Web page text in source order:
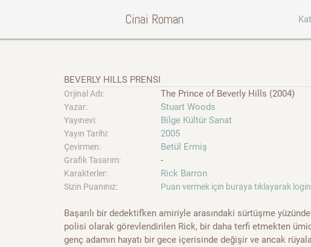
Cinai Roman
BEVERLY HILLS PRENSI
Orjinal Adı: The Prince of Beverly Hills (2004)
Yazar: Stuart Woods
Yayınevi: Bilge Kültür Sanat
Yayın Tarihi: 2005
Çevirmen: Betül Ermiş
Grafik Tasarım: -
Karakterler: Rick Barron
Sizin Puanınız: Puan vermek için buraya tıklayarak
Başarılı bir dedektifken amiriyle arasındaki sürtüşme
polisi olarak görevlendirilen Rick, bir daha terfi etmekten
genç adamın hayatı bir gece içerisinde değişir ve ancak